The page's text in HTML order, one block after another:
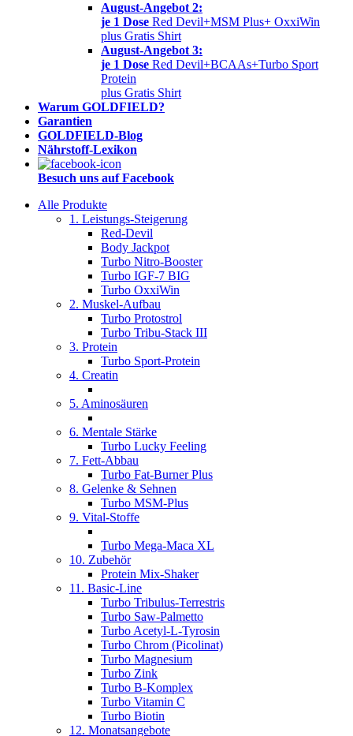
August-Angebot 2:
je 1 Dose Red Devil+MSM Plus+ OxxiWin
plus Gratis Shirt
August-Angebot 3:
je 1 Dose Red Devil+BCAAs+Turbo Sport
Protein
plus Gratis Shirt
Warum GOLDFIELD?
Garantien
GOLDFIELD-Blog
Nährstoff-Lexikon
Besuch uns auf Facebook
Alle Produkte
1. Leistungs-Steigerung
Red-Devil
Body Jackpot
Turbo Nitro-Booster
Turbo IGF-7 BIG
Turbo OxxiWin
2. Muskel-Aufbau
Turbo Protostrol
Turbo Tribu-Stack III
3. Protein
Turbo Sport-Protein
4. Creatin
5. Aminosäuren
6. Mentale Stärke
Turbo Lucky Feeling
7. Fett-Abbau
Turbo Fat-Burner Plus
8. Gelenke & Sehnen
Turbo MSM-Plus
9. Vital-Stoffe
Turbo Mega-Maca XL
10. Zubehör
Protein Mix-Shaker
11. Basic-Line
Turbo Tribulus-Terrestris
Turbo Saw-Palmetto
Turbo Acetyl-L-Tyrosin
Turbo Chrom (Picolinat)
Turbo Magnesium
Turbo Zink
Turbo B-Komplex
Turbo Vitamin C
Turbo Biotin
12. Monatsangebote